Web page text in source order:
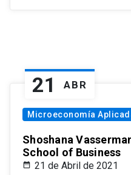
21 ABR
Microeconomía
Shoshana
School of Business
21 de Abril de 2021